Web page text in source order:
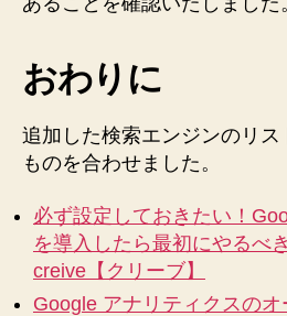
おわりに
追加した検索エンジンのリ
ものを合わせました。
必ず設定しておきたい！
を導入したら最初にやるべ
creive【クリーブ】
Google アナリティクスの